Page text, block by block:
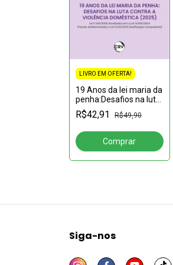
LIVRO EM OFERTA!
19 Anos da lei maria da
penha:Desafios na luta
contra a violência
doméstica (2025)
R$42,91 R$49,90
Siga-nos